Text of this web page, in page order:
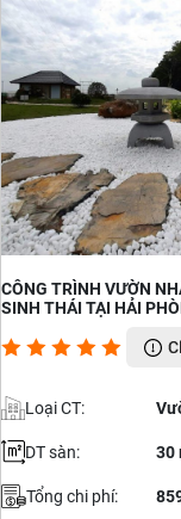
CÔNG TRÌNH VƯỜN
SINH THÁI TẠI HẢI
Loại CT:
DT sàn: 30
Tổng chi phí: